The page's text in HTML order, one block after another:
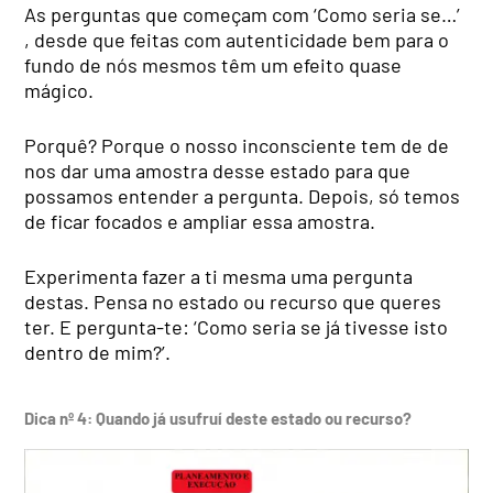
As perguntas que come­çam com ‘Como seria se…’
, desde que feitas com autenti­cidade bem para o
fundo de nós mesmos têm um efeito quase
mágico.
Porquê? Porque o nosso inconsciente tem de de
nos dar uma amostra desse es­tado para que
possamos en­tender a pergunta. Depois, só temos
de ficar focados e ampliar essa amostra.
Experimenta fazer a ti mes­ma uma pergunta
destas. Pensa no estado ou recurso que queres
ter. E pergunta­-te: ‘Como seria se já tivesse isto
dentro de mim?’.
Dica nº 4: Quando já usufruí deste estado ou recurso?